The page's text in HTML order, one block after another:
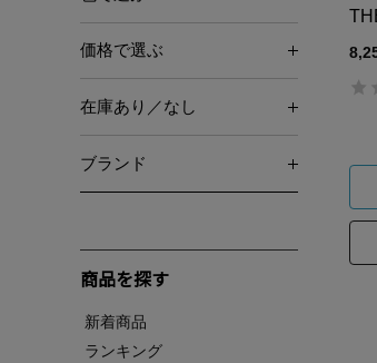
価格で選ぶ
在庫あり／なし
ブランド
商品を探す
新着商品
ランキング